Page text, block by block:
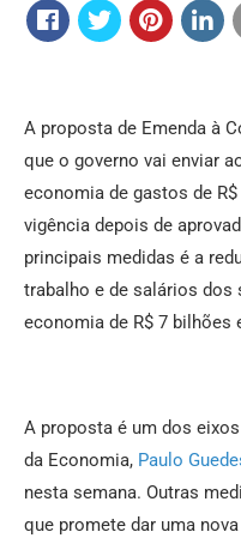
A proposta de Emenda à
que o governo vai enviar
economia de gastos de
vigência depois de
principais medidas é a
trabalho e de salários dos
economia de R$ 7 bilhões
A proposta é um dos
da Economia, Paulo
nesta semana. Outras
que promete dar uma